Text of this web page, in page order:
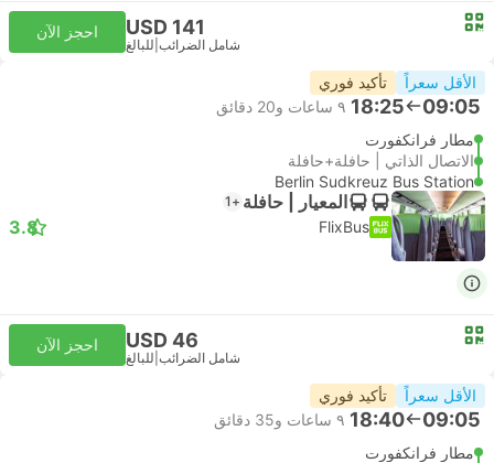
USD 141
شامل الضرائب للبالغ
احجز الآن
الأقل سعراً تأكيد فوري
09:05
18:25 ٩ ساعات و‫20 دقائق
مطار فرانكفورت
الاتصال الذاتي | حافلة+حافلة
Berlin Sudkreuz Bus Station
المعيار | حافلة +1
FlixBus
3.8
USD 46
شامل الضرائب للبالغ
احجز الآن
الأقل سعراً تأكيد فوري
09:05
18:40 ٩ ساعات و‫35 دقائق
مطار فرانكفورت